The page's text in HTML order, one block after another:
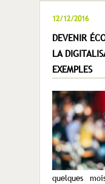
12/12/2016
DEVENIR
LA
EXEMPLES
quelques